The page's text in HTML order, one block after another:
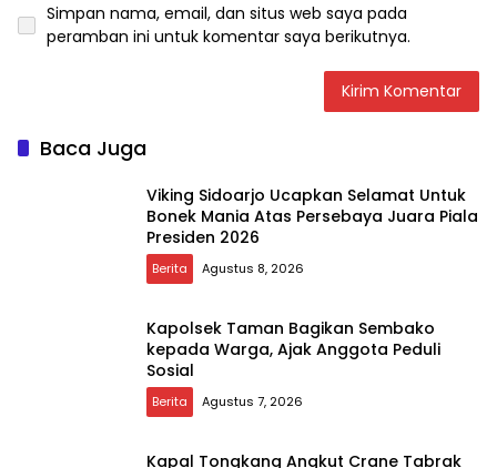
Simpan nama, email, dan situs web saya pada
peramban ini untuk komentar saya berikutnya.
Baca Juga
Viking Sidoarjo Ucapkan Selamat Untuk
Bonek Mania Atas Persebaya Juara Piala
Presiden 2026
Berita Agustus 8, 2026
Kapolsek Taman Bagikan Sembako
kepada Warga, Ajak Anggota Peduli
Sosial
Berita Agustus 7, 2026
Kapal Tongkang Angkut Crane Tabrak